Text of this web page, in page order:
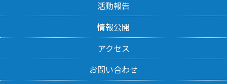
活動報告
情報公開
アクセス
お問い合わせ